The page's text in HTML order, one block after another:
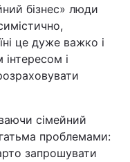
бізнес» люди
це дуже важко і
і
сімейний
проблемами:
запрошувати